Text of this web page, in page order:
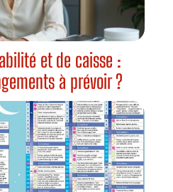
et de caisse :
à prévoir ?